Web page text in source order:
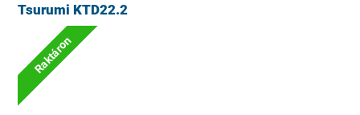
Tsurumi KTD22.2
Raktáron